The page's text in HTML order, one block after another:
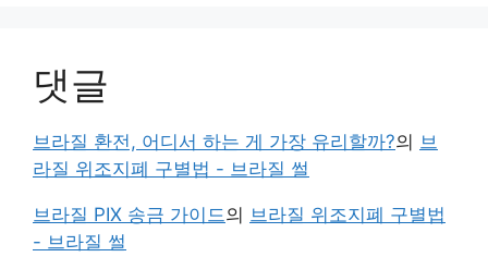
댓글
브라질 환전, 어디서 하는 게 가장 유리할까?의 브
라질 위조지폐 구별법 - 브라질 썰
브라질 PIX 송금 가이드의 브라질 위조지폐 구별법
- 브라질 썰